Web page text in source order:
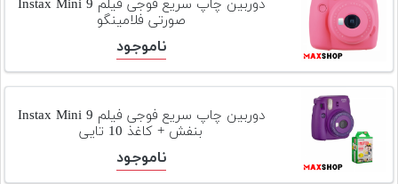
دوربین چاپ سریع فوجی فیلم Instax Mini 9
صورتی فلامینگو
ناموجود
دوربین چاپ سریع فوجی فیلم Instax Mini 9
بنفش + کاغذ 10 تایی
ناموجود